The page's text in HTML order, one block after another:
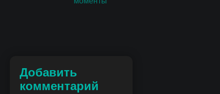
Добавить
комментарий